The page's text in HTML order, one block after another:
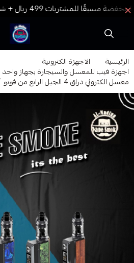
فيب المدينة
الرئيسية الاجهزة الكترونية
اجهزة فيب للمعسل والسيجارة بجهاز واحد
معسل الكتروني دراق 4 الجيل الرابع من فوبو VOOPOO DRAG 4 VAPE KIT